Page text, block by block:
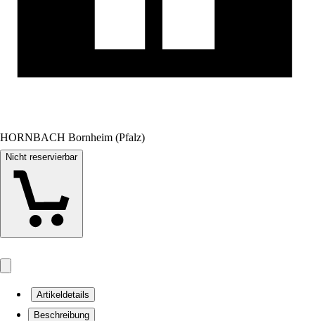
HORNBACH Bornheim (Pfalz)
Nicht reservierbar
Artikeldetails
Beschreibung